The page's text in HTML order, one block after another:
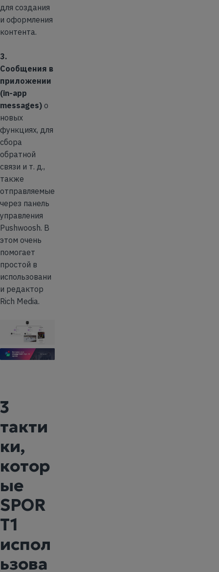
для создания
и оформления
контента.
3.
Сообщения в
приложении
(in-app
messages) о
новых
функциях, для
сбора
обратной
связи и т. д.,
также
отправляемые
через панель
управления
Pushwoosh. В
этом очень
помогает
простой в
использовани
и редактор
Rich Media.
3
такти
ки,
котор
ые
SPOR
T1
испол
ьзова